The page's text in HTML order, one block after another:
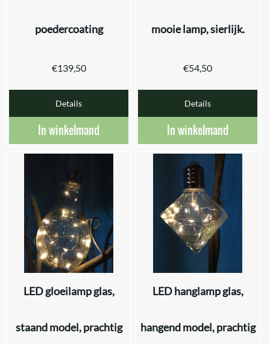
poedercoating
€139,50
Details
In winkelmand
mooie lamp, sierlijk.
€54,50
Details
In winkelmand
LED gloeilamp glas,
staand model, prachtig
LED hanglamp glas,
hangend model, prachtig